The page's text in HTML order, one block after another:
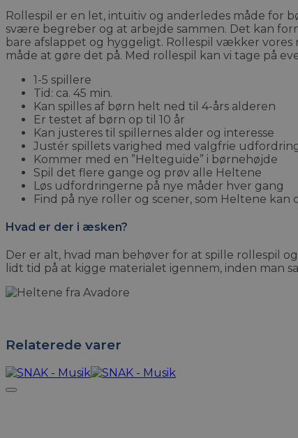
Rollespil er en let, intuitiv og anderledes måde for
svære begreber og at arbejde sammen. Det kan
bare afslappet og hyggeligt. Rollespil vækker
måde at gøre det på. Med rollespil kan vi tage på
1-5 spillere
Tid: ca. 45 min.
Kan spilles af børn helt ned til 4-års alderen
Er testet af børn op til 10 år
Kan justeres til spillernes alder og interesse
Justér spillets varighed med valgfrie
Kommer med en ”Helteguide” i børnehøjde
Spil det flere gange og prøv alle Heltene
Løs udfordringerne på nye måder hver gang
Find på nye roller og scener, som Heltene kan
Hvad er der i æsken?
Der er alt, hvad man behøver for at spille rollespil
lidt tid på at kigge materialet igennem, inden man
Relaterede varer